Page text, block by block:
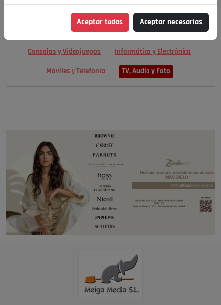
Cine, Libros y Música Coleccionismo Otros Otros
Empleo Servicios Tecnología
Consolas y Videojuegos Informática y Electrónica
Móviles y Telefonía TV, Audio y Foto
Aceptar todas Aceptar necesarias